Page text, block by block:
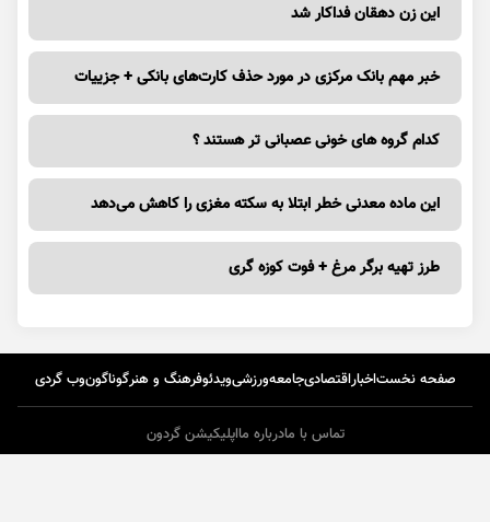
این زن دهقان فداکار شد
خبر مهم بانک مرکزی در مورد حذف کارت‌های بانکی + جزییات
کدام گروه های خونی عصبانی تر هستند ؟
این ماده معدنی خطر ابتلا به سکته مغزی را کاهش می‌دهد
طرز تهیه برگر مرغ + فوت کوزه گری
صفحه نخستاخباراقتصادیجامعهورزشیویدئوفرهنگ و هنرگوناگونوب گردی
تماس با مادرباره مااپلیکیشن گردون